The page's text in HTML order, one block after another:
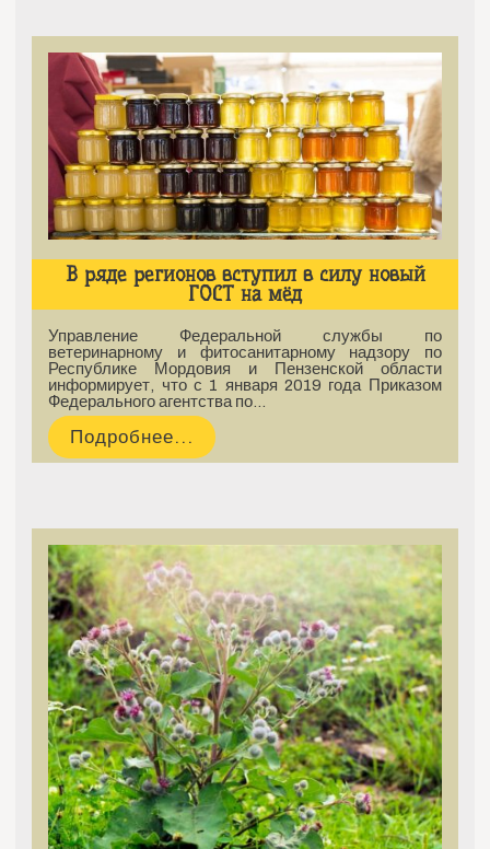
В ряде регионов вступил в силу новый
ГОСТ на мёд
Управление Федеральной службы по
ветеринарному и фитосанитарному надзору по
Республике Мордовия и Пензенской области
информирует, что с 1 января 2019 года Приказом
Федерального агентства по…
Подробнее...